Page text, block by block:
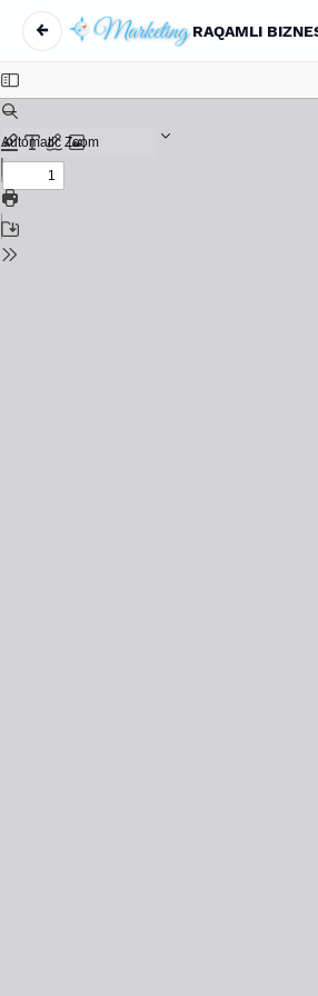
←
Return to Article Details
RAQAMLI